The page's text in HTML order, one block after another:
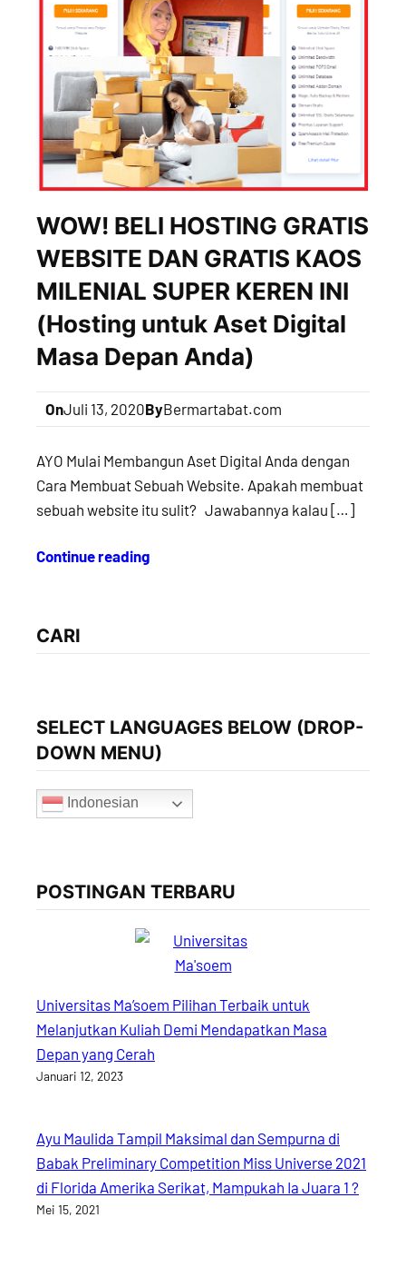
WOW! BELI HOSTING GRATIS
WEBSITE DAN GRATIS KAOS
MILENIAL SUPER KEREN INI
(Hosting untuk Aset Digital
Masa Depan Anda)
OnJuli 13, 2020ByBermartabat.com
AYO Mulai Membangun Aset Digital Anda dengan
Cara Membuat Sebuah Website. Apakah membuat
sebuah website itu sulit? Jawabannya kalau […]
Continue reading
CARI
SELECT LANGUAGES BELOW (DROP-
DOWN MENU)
Indonesian
POSTINGAN TERBARU
Universitas Ma’soem Pilihan Terbaik untuk
Melanjutkan Kuliah Demi Mendapatkan Masa
Depan yang Cerah
Januari 12, 2023
Ayu Maulida Tampil Maksimal dan Sempurna di
Babak Preliminary Competition Miss Universe 2021
di Florida Amerika Serikat, Mampukah Ia Juara 1 ?
Mei 15, 2021